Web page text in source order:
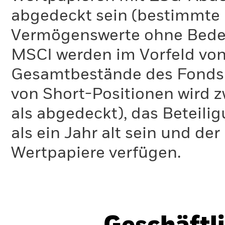
Bei dieser Berechnung werden ausschließlich
ITR-Kennzahl verwendeten Methodik und die ihr
Da bei der Berechnung der ITR-Kennzahl auch das
die ITR-Kennzahl von MSCI für seine Fonds in
und die Variabilität der Kennzahl verdeutlichen.
abgedeckt sein
Vermögenswerte ohne
MSCI werden im Vorfeld
Gesamtbestände des
von Short-Positionen wird
als abgedeckt), das
als ein Jahr alt sein und
Wertpapiere verfügen.